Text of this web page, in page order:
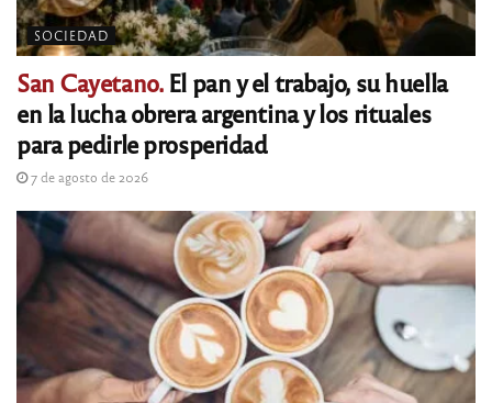
SOCIEDAD
San Cayetano.El pan y el trabajo, su huella
en la lucha obrera argentina y los rituales
para pedirle prosperidad
7 de agosto de 2026